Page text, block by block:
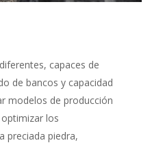
capaces de
de bancos y capacidad
modelos de producción
los
preciada piedra,